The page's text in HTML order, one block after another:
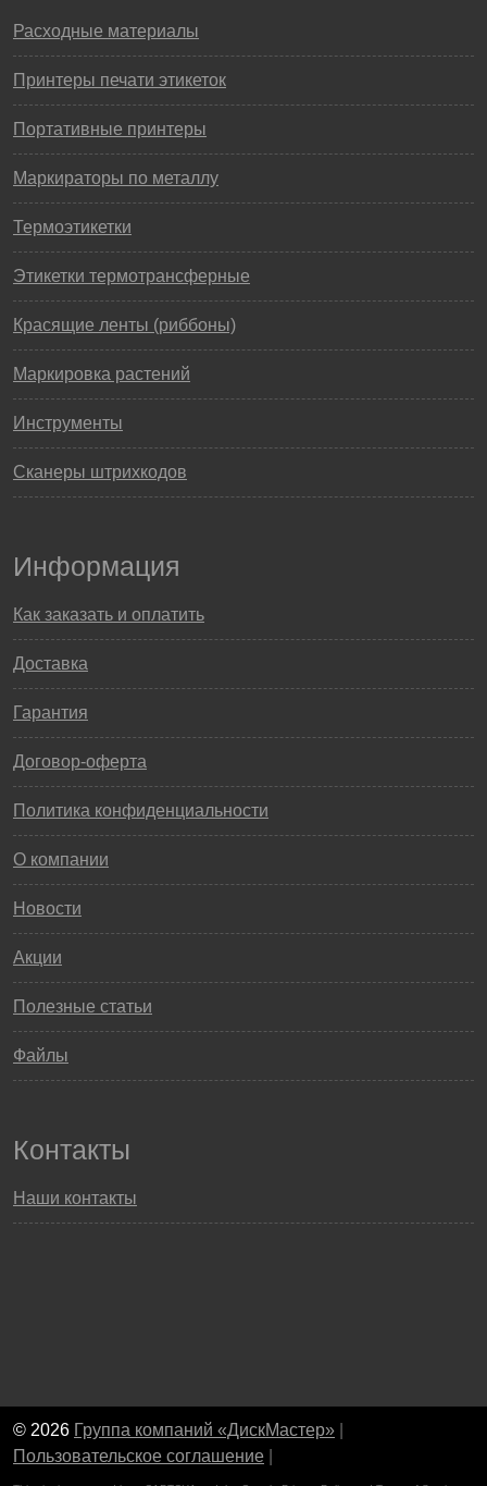
Расходные материалы
Принтеры печати этикеток
Портативные принтеры
Маркираторы по металлу
Термоэтикетки
Этикетки термотрансферные
Красящие ленты (риббоны)
Маркировка растений
Инструменты
Сканеры штрихкодов
Информация
Как заказать и оплатить
Доставка
Гарантия
Договор-оферта
Политика конфиденциальности
О компании
Новости
Акции
Полезные статьи
Файлы
Контакты
Наши контакты
© 2026 Группа компаний «ДискМастер»
Пользовательское соглашение